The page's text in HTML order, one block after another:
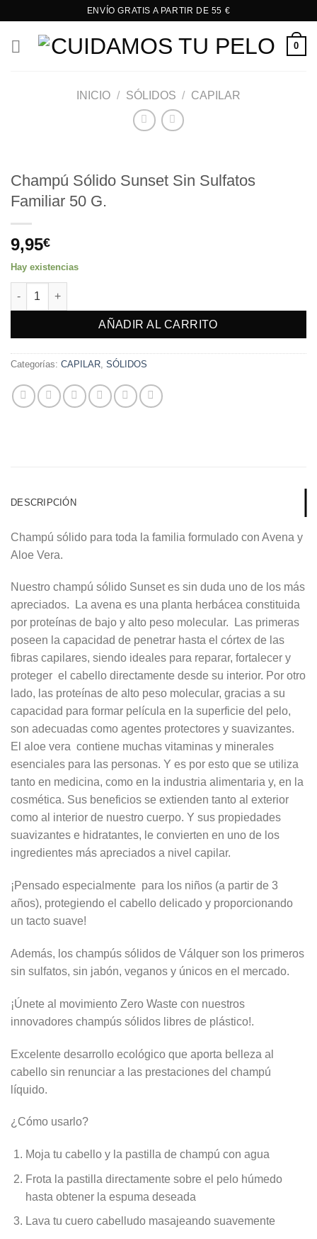
contenido
ENVÍO GRATIS A PARTIR DE 55 €
0
INICIO / SÓLIDOS / CAPILAR
Champú Sólido Sunset Sin Sulfatos
Familiar 50 G.
9,95€
Hay existencias
Champú Sólido Sunset Sin Sulfatos Familiar 50 G. cantidad
AÑADIR AL CARRITO
Categorías: CAPILAR SÓLIDOS
DESCRIPCIÓN
Champú sólido para toda la familia formulado con Avena y
Aloe Vera.
Nuestro champú sólido Sunset es sin duda uno de los más
apreciados. La avena es una planta herbácea constituida
por proteínas de bajo y alto peso molecular. Las primeras
poseen la capacidad de penetrar hasta el córtex de las
fibras capilares, siendo ideales para reparar, fortalecer y
proteger el cabello directamente desde su interior. Por otro
lado, las proteínas de alto peso molecular, gracias a su
capacidad para formar película en la superficie del pelo,
son adecuadas como agentes protectores y suavizantes.
El aloe vera contiene muchas vitaminas y minerales
esenciales para las personas. Y es por esto que se utiliza
tanto en medicina, como en la industria alimentaria y, en la
cosmética. Sus beneficios se extienden tanto al exterior
como al interior de nuestro cuerpo. Y sus propiedades
suavizantes e hidratantes, le convierten en uno de los
ingredientes más apreciados a nivel capilar.
¡Pensado especialmente para los niños (a partir de 3
años), protegiendo el cabello delicado y proporcionando
un tacto suave!
Además, los champús sólidos de Válquer son los primeros
sin sulfatos, sin jabón, veganos y únicos en el mercado.
¡Únete al movimiento Zero Waste con nuestros
innovadores champús sólidos libres de plástico!.
Excelente desarrollo ecológico que aporta belleza al
cabello sin renunciar a las prestaciones del champú
líquido.
¿Cómo usarlo?
Moja tu cabello y la pastilla de champú con agua
Frota la pastilla directamente sobre el pelo húmedo
hasta obtener la espuma deseada
Lava tu cuero cabelludo masajeando suavemente